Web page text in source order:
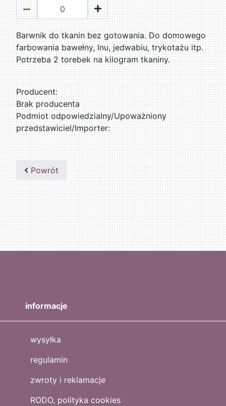
Barwnik do tkanin bez gotowania. Do domowego
farbowania bawełny, lnu, jedwabiu, trykotażu itp.
Potrzeba 2 torebek na kilogram tkaniny.
Producent:
Brak producenta
Podmiot odpowiedzialny/Upoważniony
przedstawiciel/Importer:
Powrót
informacje
wysyłka
regulamin
zwroty i reklamacje
RODO, polityka cookies